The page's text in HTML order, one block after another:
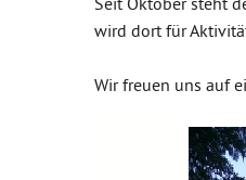
Seit Oktober steht
wird dort für
Wir freuen uns auf